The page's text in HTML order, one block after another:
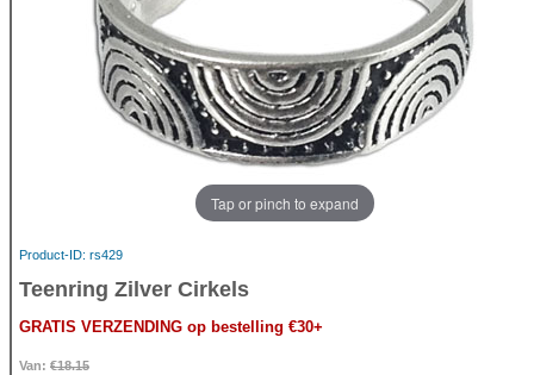
Tap or pinch to expand
Product-ID rs429
Teenring Zilver Cirkels
GRATIS VERZENDING op bestelling €30+
Van: €18.15